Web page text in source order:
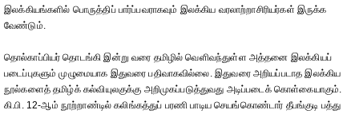
இலக்கியங்களில் பொருத்திப் பார்ப்பவராகவும் இலக்கிய வரலாற்றாசிரியர்கள் இருக்க
வேண்டும்.
தொல்காப்பியர் தொடங்கி இன்று வரை தமிழில் வெளிவந்துள்ள அத்தனை இலக்கியப்
படைப்புகளும் முழுமையாக இதுவரை பதிவாகவில்லை. இதுவரை அறியப்படாத இலக்கிய
நூல்களைத் தமிழ்க் கல்வியுலகுக்கு அறிமுகப்படுத்துவது அடிப்படைக் கொள்கையாகும்.
கி.பி. 12-ஆம் நூற்றாண்டில் கலிங்கத்துப் பரணி பாடிய செயங்கொண்டார் தீபங்குடி பத்து